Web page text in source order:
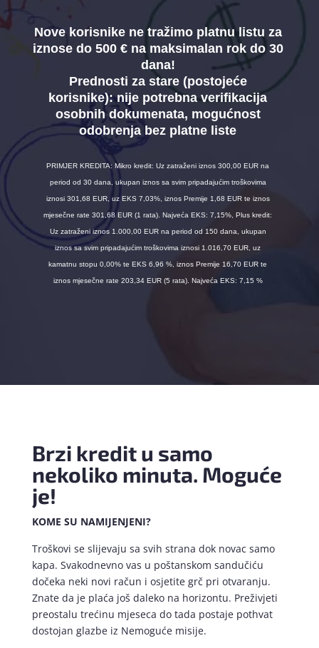
Nove korisnike ne tražimo platnu listu za
iznose do 500 € na maksimalan rok do 30
dana!
Prednosti za stare (postojeće
korisnike): nije potrebna verifikacija
osobnih dokumenata, mogućnost
odobrenja bez platne liste
PRIMJER KREDITA: Mikro kredit: Uz zatraženi iznos 300,00 EUR na
period od 30 dana, ukupan iznos sa svim pripadajućim troškovima
iznosi 301,68 EUR, uz EKS 7,03%, iznos Premije 1,68 EUR te iznos
mjesečne rate 301,68 EUR (1 rata). Najveća EKS: 7,15%, Plus kredit:
Uz zatraženi iznos 1.000,00 EUR na period od 150 dana, ukupan
iznos sa svim pripadajućim troškovima iznosi 1.016,70 EUR, uz
kamatnu stopu 0,00% te EKS 6,96 %, iznos Premije 16,70 EUR te
iznos mjesečne rate 203,34 EUR (5 rata). Najveća EKS: 7,15 %
Brzi kredit u samo
nekoliko minuta. Moguće
je!
KOME SU NAMIJENJENI?
Troškovi se slijevaju sa svih strana dok novac samo
kapa. Svakodnevno vas u poštanskom sandučiću
dočeka neki novi račun i osjetite grč pri otvaranju.
Znate da je plaća još daleko na horizontu. Preživjeti
preostalu trećinu mjeseca do tada postaje pothvat
dostojan glazbe iz Nemoguće misije.